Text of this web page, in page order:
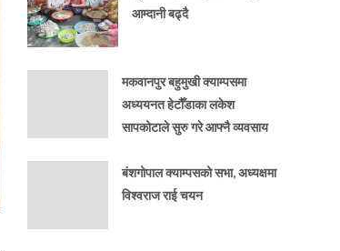
आम्दानी बढ्दै
मकवानपुर बहुमुखी क्याम्पसमा
अध्ययनत हेटौँडाका लकेश
सापकोटाले सुरु गरे आफ्नै व्यवसाय
बंशगोपाल क्याम्पसको सभा, अध्यक्षमा
विश्वराज राई चयन